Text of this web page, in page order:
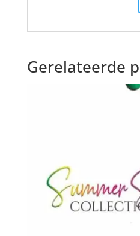
Gerelateerde